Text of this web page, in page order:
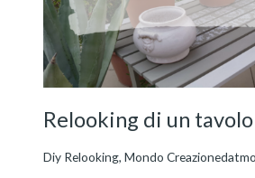
Relooking di un tavolo
Diy Relooking,Mondo